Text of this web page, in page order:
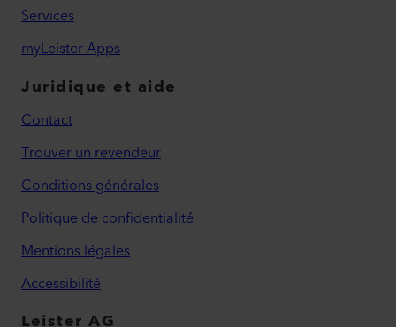
Services
myLeister Apps
Juridique et aide
Contact
Trouver un revendeur
Conditions générales
Politique de confidentialité
Mentions légales
Accessibilité
Leister AG